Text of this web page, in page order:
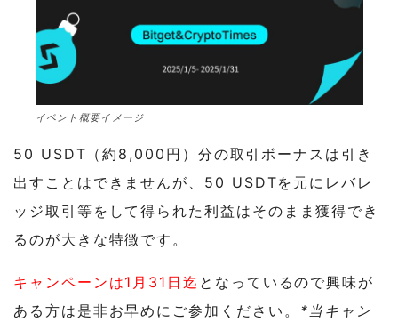
イベント概要イメージ
50 USDT（約8,000円）分の取引ボーナスは引き
出すことはできませんが、50 USDTを元にレバレ
ッジ取引等をして得られた利益はそのまま獲得でき
るのが大きな特徴です。
キャンペーンは1月31日迄 となっているので興味が
ある方は是非お早めにご参加ください。 *当キャン